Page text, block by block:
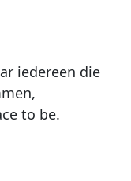
iedereen die
to be.